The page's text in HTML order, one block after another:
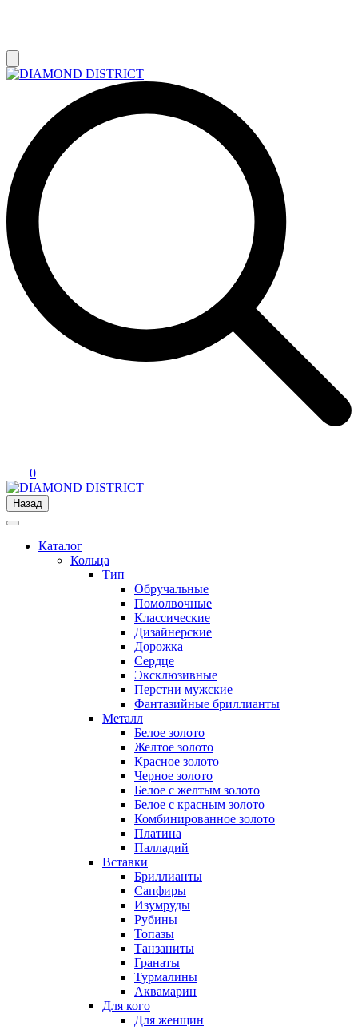
0
Назад
Каталог
Кольца
Тип
Обручальные
Помолвочные
Классические
Дизайнерские
Дорожка
Сердце
Эксклюзивные
Перстни мужские
Фантазийные бриллианты
Металл
Белое золото
Желтое золото
Красное золото
Черное золото
Белое с желтым золото
Белое с красным золото
Комбинированное золото
Платина
Палладий
Вставки
Бриллианты
Сапфиры
Изумруды
Рубины
Топазы
Танзаниты
Гранаты
Турмалины
Аквамарин
Для кого
Для женщин